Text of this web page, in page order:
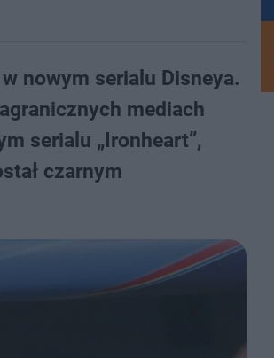
nowym serialu Disneya.
mediach
serialu „Ironheart”,
czarnym